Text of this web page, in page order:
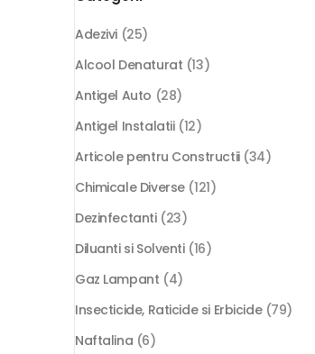
Adezivi (25)
Alcool Denaturat (13)
Antigel Auto (28)
Antigel Instalatii (12)
Articole pentru Constructii (34)
Chimicale Diverse (121)
Dezinfectanti (23)
Diluanti si Solventi (16)
Gaz Lampant (4)
Insecticide, Raticide si Erbicide (79)
Naftalina (6)